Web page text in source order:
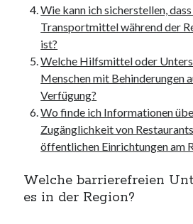
unterkünfte
websiten
wordpress
Wie kann ich sicherstellen,
Transportmittel während der
ist?
Welche Hilfsmittel oder
Menschen mit Behinderungen
Verfügung?
Wo finde ich Informationen
Zugänglichkeit von
öffentlichen Einrichtungen am
Welche barrierefreien
es in der Region?